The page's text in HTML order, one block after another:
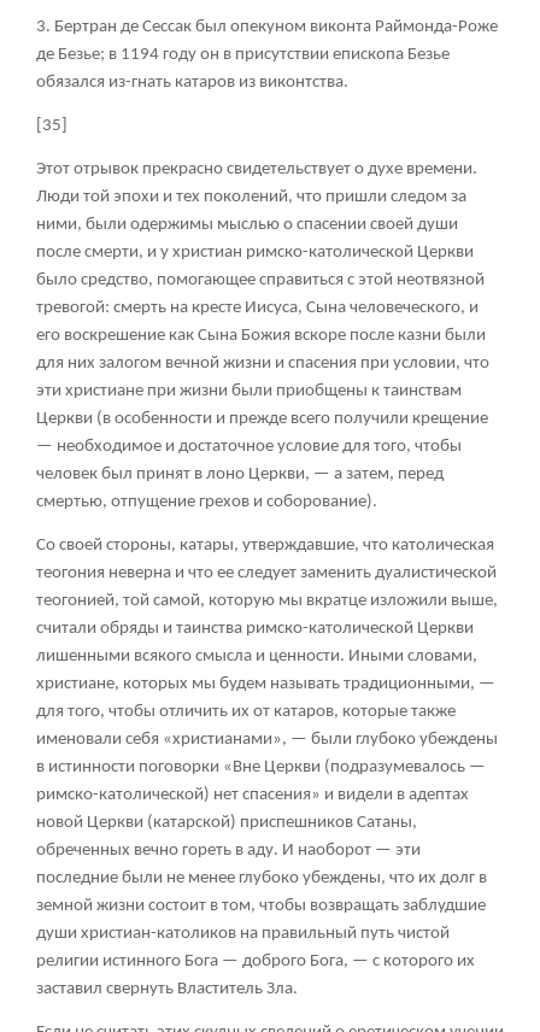
3. Бертран де Сессак был опекуном виконта Раймонда-Роже
де Безье; в 1194 году он в присутствии епископа Безье
обязался из-гнать катаров из виконтства.
[35]
Этот отрывок прекрасно свидетельствует о духе времени.
Люди той эпохи и тех поколений, что пришли следом за
ними, были одержимы мыслью о спасении своей души
после смерти, и у христиан римско-католической Церкви
было средство, помогающее справиться с этой неотвязной
тревогой: смерть на кресте Иисуса, Сына человеческого, и
его воскрешение как Сына Божия вскоре после казни были
для них залогом вечной жизни и спасения при условии, что
эти христиане при жизни были приобщены к таинствам
Церкви (в особенности и прежде всего получили крещение
— необходимое и достаточное условие для того, чтобы
человек был принят в лоно Церкви, — а затем, перед
смертью, отпущение грехов и соборование).
Со своей стороны, катары, утверждавшие, что католическая
теогония неверна и что ее следует заменить дуалистической
теогонией, той самой, которую мы вкратце изложили выше,
считали обряды и таинства римско-католической Церкви
лишенными всякого смысла и ценности. Иными словами,
христиане, которых мы будем называть традиционными, —
для того, чтобы отличить их от катаров, которые также
именовали себя «христианами», — были глубоко убеждены
в истинности поговорки «Вне Церкви (подразумевалось —
римско-католической) нет спасения» и видели в адептах
новой Церкви (катарской) приспешников Сатаны,
обреченных вечно гореть в аду. И наоборот — эти
последние были не менее глубоко убеждены, что их долг в
земной жизни состоит в том, чтобы возвращать заблудшие
души христиан-католиков на правильный путь чистой
религии истинного Бога — доброго Бога, — с которого их
заставил свернуть Властитель Зла.